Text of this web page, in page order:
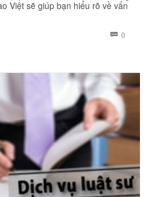
Việt sẽ giúp bạn hiểu rõ về vấn
 0BÌNH